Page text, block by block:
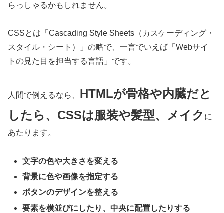
らっしゃるかもしれません。
CSSとは「Cascading Style Sheets（カスケーディング・
スタイル・シート）」の略で、一言でいえば「Webサイ
トの見た目を担当する言語」です。
人間で例えるなら、 HTMLが骨格や内臓だと
したら、CSSは服装や髪型、メイク に
あたります。
文字の色や大きさを変える
背景に色や画像を指定する
ボタンのデザインを整える
要素を横並びにしたり、中央に配置したりする